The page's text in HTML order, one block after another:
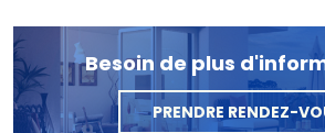
Besoin de plus
PRENDRE RENDEZ-